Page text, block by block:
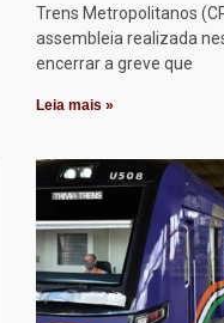
Trens Metropolitanos
assembleia realizada
encerrar a greve que
Leia mais »